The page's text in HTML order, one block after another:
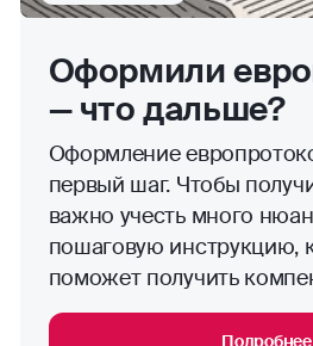
Оформили
— что дальше?
Оформление
первый шаг. Чтобы
важно учесть много
пошаговую инструкцию,
поможет получить
Подробнее